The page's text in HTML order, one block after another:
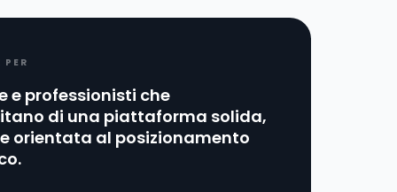
PER
e professionisti che
di una piattaforma solida,
orientata al posizionamento